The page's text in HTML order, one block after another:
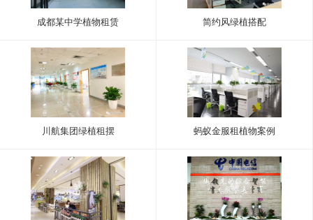
成都某中学植物租赁 简约风绿植搭配
川航集团绿植租摆 蚂蚁金服租植物案例